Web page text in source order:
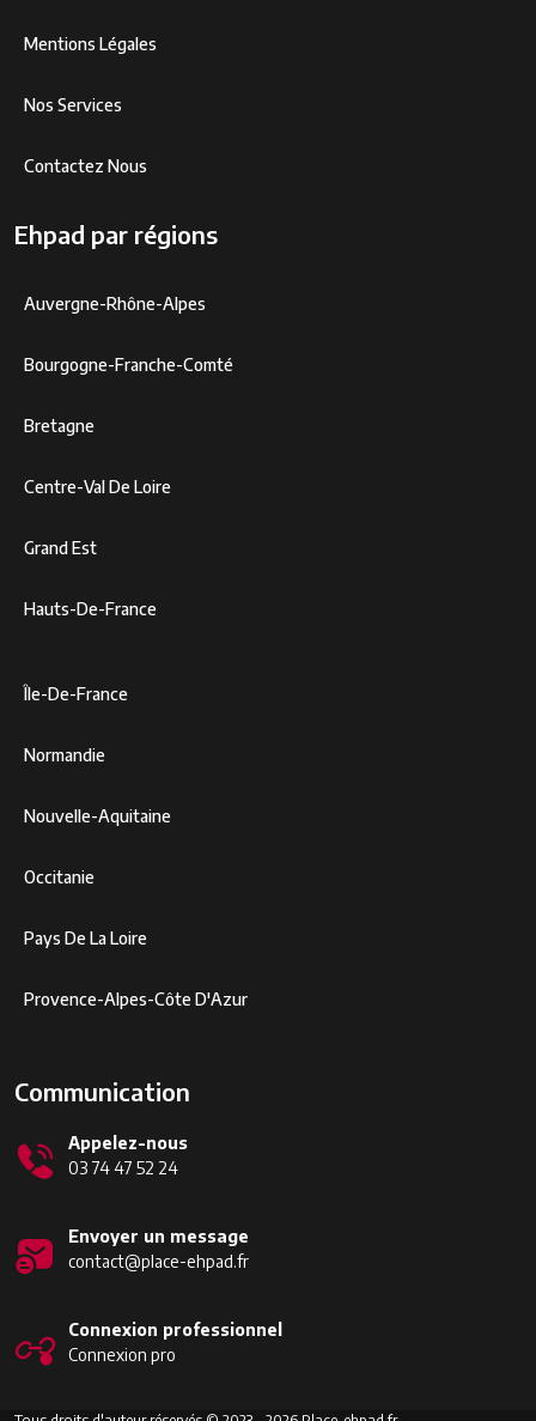
Mentions Légales
Nos Services
Contactez Nous
Ehpad par régions
Auvergne-Rhône-Alpes
Bourgogne-Franche-Comté
Bretagne
Centre-Val De Loire
Grand Est
Hauts-De-France
Île-De-France
Normandie
Nouvelle-Aquitaine
Occitanie
Pays De La Loire
Provence-Alpes-Côte D'Azur
Communication
Appelez-nous
03 74 47 52 24
Envoyer un message
contact@place-ehpad.fr
Connexion professionnel
Connexion pro